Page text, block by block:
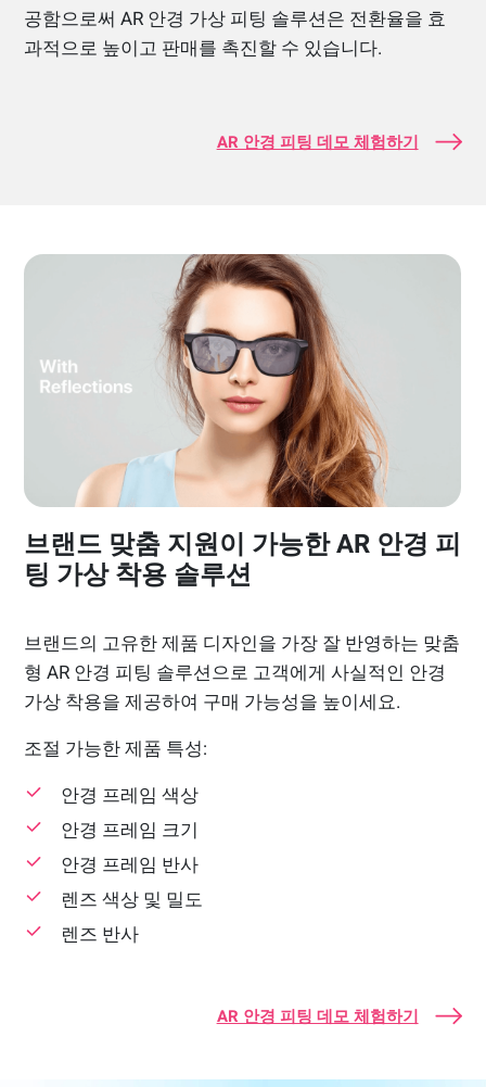
공함으로써 AR 안경 가상 피팅 솔루션은 전환율을 효
과적으로 높이고 판매를 촉진할 수 있습니다.
AR 안경 피팅 데모 체험하기
브랜드 맞춤 지원이 가능한 AR 안경 피
팅 가상 착용 솔루션
브랜드의 고유한 제품 디자인을 가장 잘 반영하는 맞춤
형 AR 안경 피팅 솔루션으로 고객에게 사실적인 안경
가상 착용을 제공하여 구매 가능성을 높이세요.
조절 가능한 제품 특성:
안경 프레임 색상
안경 프레임 크기
안경 프레임 반사
렌즈 색상 및 밀도
렌즈 반사
AR 안경 피팅 데모 체험하기